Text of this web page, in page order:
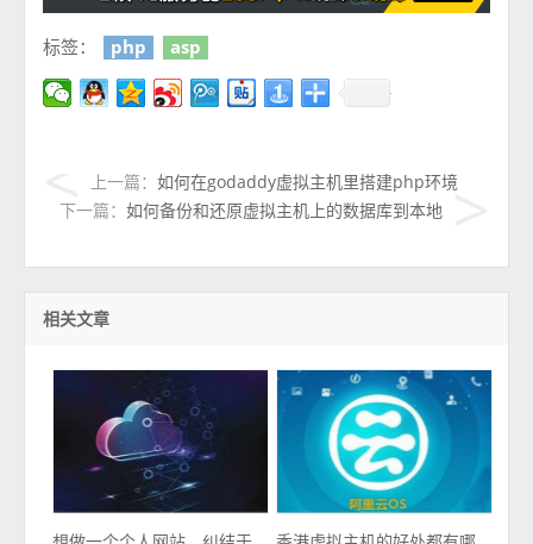
标签： php asp
上一篇： 如何在godaddy虚拟主机里搭建php环境
下一篇： 如何备份和还原虚拟主机上的数据库到本地
相关文章